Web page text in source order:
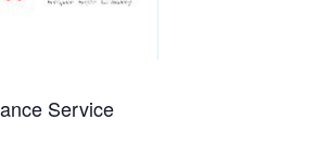
Service